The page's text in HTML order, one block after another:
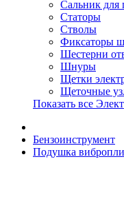
Сальник для
Статоры
Стволы
Фиксаторы
Шестерни
Шнуры
Щетки
Щеточные
Показать все
Бензоинструмент
Подушка